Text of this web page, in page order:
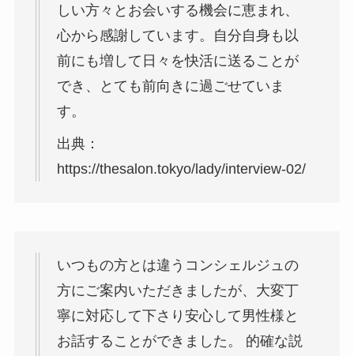
しい方々とお会いする機会に恵まれ、
心から感謝しています。自分自身も以
前にも増して日々を快活に送ることが
でき、とても前向きに過ごせていま
す。
出典：
https://thesalon.tokyo/lady/interview-02/
いつもの方とは違うコンシェルジュの
方にご案内いただきましたが、大変丁
寧に対応して下さり安心して男性様と
お話することができました。 的確な説